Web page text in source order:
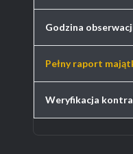
Godzina
Pełny raport
Weryfikacja